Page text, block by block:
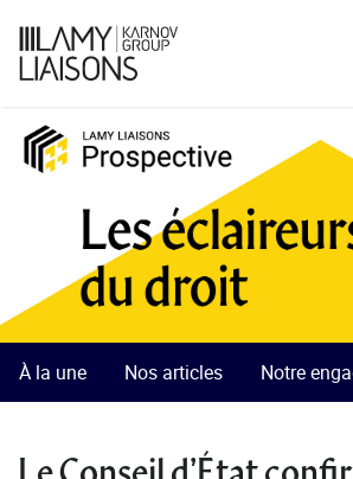
À la une Nos articles Notre